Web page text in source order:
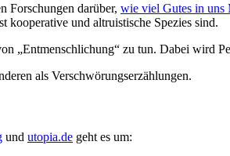
Forschungen darüber, wie viel Gutes in uns
kooperative und altruistische Spezies sind.
„Entmenschlichung“ zu tun. Dabei wird
als Verschwörungserzählungen.
und utopia.de geht es um: